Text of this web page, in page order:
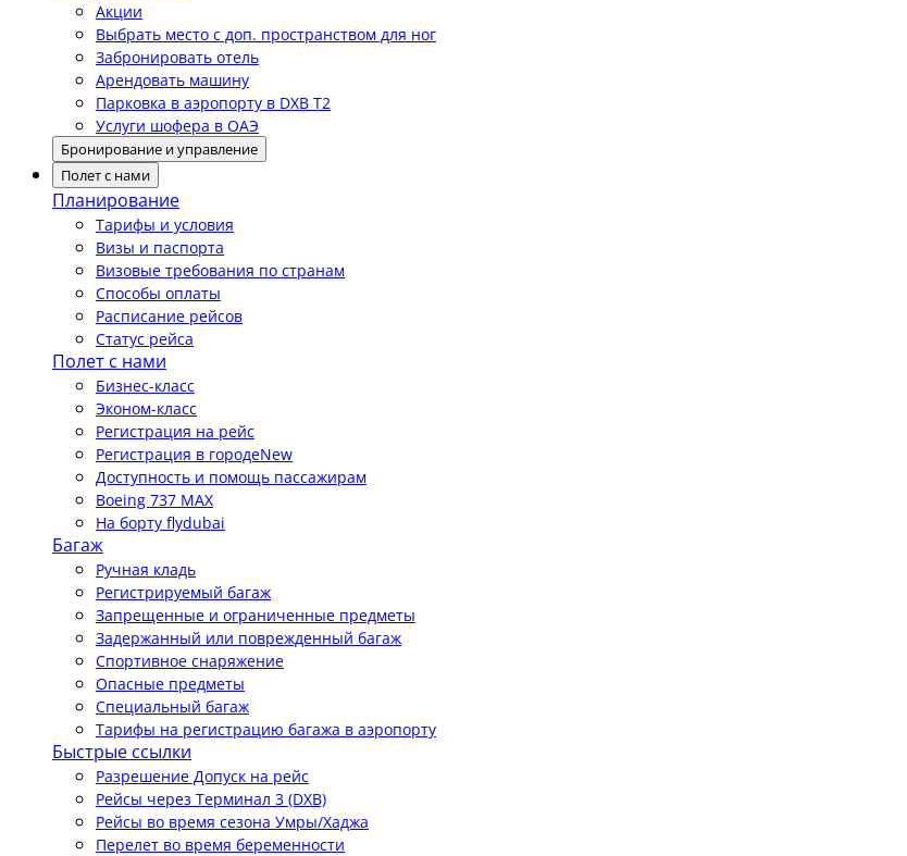
Акции
Выбрать место с доп. пространством для ног
Забронировать отель
Арендовать машину
Парковка в аэропорту в DXB T2
Услуги шофера в ОАЭ
Бронирование и управление
Полет с нами
Планирование
Тарифы и условия
Визы и паспорта
Визовые требования по странам
Способы оплаты
Расписание рейсов
Статус рейса
Полет с нами
Бизнес-класс
Эконом-класс
Регистрация на рейс
Регистрация в городеNew
Доступность и помощь пассажирам
Boeing 737 MAX
На борту flydubai
Багаж
Ручная кладь
Регистрируемый багаж
Запрещенные и ограниченные предметы
Задержанный или поврежденный багаж
Спортивное снаряжение
Опасные предметы
Специальный багаж
Тарифы на регистрацию багажа в аэропорту
Быстрые ссылки
Разрешение Допуск на рейс
Рейсы через Терминал 3 (DXB)
Рейсы во время сезона Умры/Хаджа
Перелет во время беременности